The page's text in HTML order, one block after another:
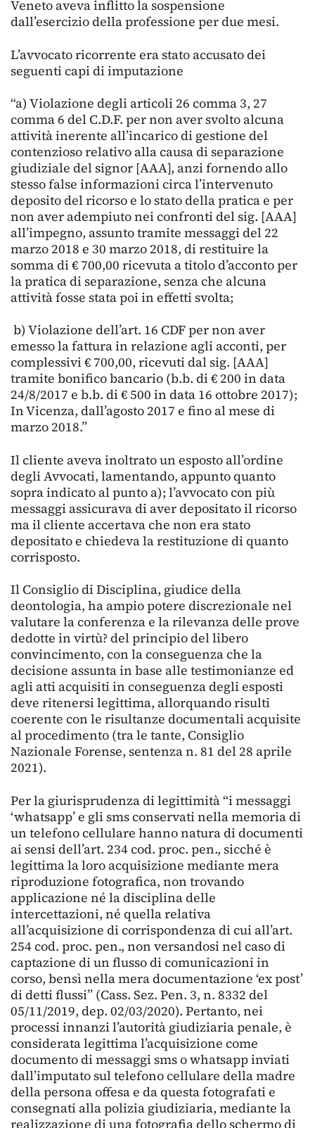
Veneto aveva inflitto la sospensione
dall’esercizio della professione per due mesi.
L’avvocato ricorrente era stato accusato dei
seguenti capi di imputazione
“a) Violazione degli articoli 26 comma 3, 27
comma 6 del C.D.F. per non aver svolto alcuna
attività inerente all’incarico di gestione del
contenzioso relativo alla causa di separazione
giudiziale del signor [AAA], anzi fornendo allo
stesso false informazioni circa l’intervenuto
deposito del ricorso e lo stato della pratica e per
non aver adempiuto nei confronti del sig. [AAA]
all’impegno, assunto tramite messaggi del 22
marzo 2018 e 30 marzo 2018, di restituire la
somma di € 700,00 ricevuta a titolo d’acconto per
la pratica di separazione, senza che alcuna
attività fosse stata poi in effetti svolta;
b) Violazione dell’art. 16 CDF per non aver
emesso la fattura in relazione agli acconti, per
complessivi € 700,00, ricevuti dal sig. [AAA]
tramite bonifico bancario (b.b. di € 200 in data
24/8/2017 e b.b. di € 500 in data 16 ottobre 2017);
In Vicenza, dall’agosto 2017 e fino al mese di
marzo 2018.”
Il cliente aveva inoltrato un esposto all’ordine
degli Avvocati, lamentando, appunto quanto
sopra indicato al punto a); l’avvocato con più
messaggi assicurava di aver depositato il ricorso
ma il cliente accertava che non era stato
depositato e chiedeva la restituzione di quanto
corrisposto.
Il Consiglio di Disciplina, giudice della
deontologia, ha ampio potere discrezionale nel
valutare la conferenza e la rilevanza delle prove
dedotte in virtù? del principio del libero
convincimento, con la conseguenza che la
decisione assunta in base alle testimonianze ed
agli atti acquisiti in conseguenza degli esposti
deve ritenersi legittima, allorquando risulti
coerente con le risultanze documentali acquisite
al procedimento (tra le tante, Consiglio
Nazionale Forense, sentenza n. 81 del 28 aprile
2021).
Per la giurisprudenza di legittimità “i messaggi
‘whatsapp’ e gli sms conservati nella memoria di
un telefono cellulare hanno natura di documenti
ai sensi dell’art. 234 cod. proc. pen., sicché è
legittima la loro acquisizione mediante mera
riproduzione fotografica, non trovando
applicazione né la disciplina delle
intercettazioni, né quella relativa
all’acquisizione di corrispondenza di cui all’art.
254 cod. proc. pen., non versandosi nel caso di
captazione di un flusso di comunicazioni in
corso, bensì nella mera documentazione ‘ex post’
di detti flussi” (Cass. Sez. Pen. 3, n. 8332 del
05/11/2019, dep. 02/03/2020). Pertanto, nei
processi innanzi l’autorità giudiziaria penale, è
considerata legittima l’acquisizione come
documento di messaggi sms o whatsapp inviati
dall’imputato sul telefono cellulare della madre
della persona offesa e da questa fotografati e
consegnati alla polizia giudiziaria, mediante la
realizzazione di una fotografia dello schermo di